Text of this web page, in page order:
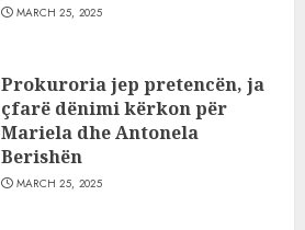
MARCH 25, 2025
Prokuroria jep pretencën, ja
çfarë dënimi kërkon për
Mariela dhe Antonela
Berishën
MARCH 25, 2025